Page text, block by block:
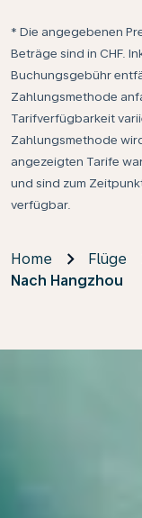
* Die angegebenen
Beträge sind in CHF.
Buchungsgebühr
Zahlungsmethode
Tarifverfügbarkeit
Zahlungsmethode
angezeigten Tarife
und sind zum
verfügbar.
Home Flüge
Nach Hangzhou